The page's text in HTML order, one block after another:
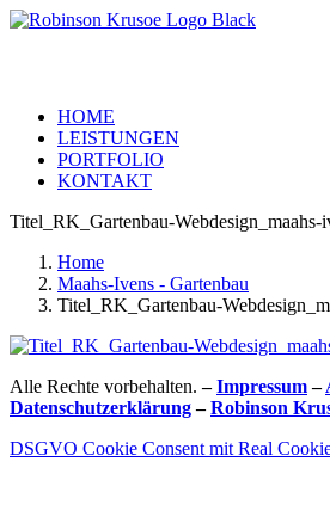
HOME
LEISTUNGEN
PORTFOLIO
KONTAKT
Titel_RK_Gartenbau-Webdesign_maahs-
Home
Maahs-Ivens - Gartenbau
Titel_RK_Gartenbau-
Alle Rechte vorbehalten.– Impressum–
Datenschutzerklärung–Robinson
DSGVO Cookie Consent mit Real